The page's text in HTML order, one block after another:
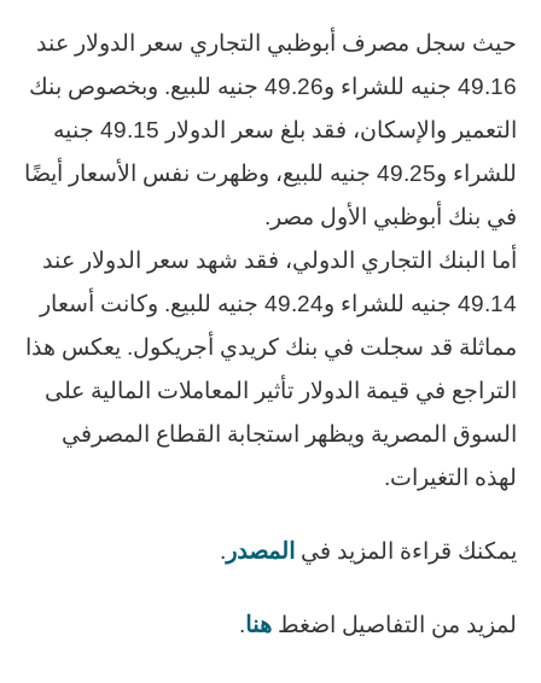
حيث سجل مصرف أبوظبي التجاري سعر الدولار عند
49.16 جنيه للشراء و49.26 جنيه للبيع. وبخصوص بنك
التعمير والإسكان، فقد بلغ سعر الدولار 49.15 جنيه
للشراء و49.25 جنيه للبيع، وظهرت نفس الأسعار أيضًا
في بنك أبوظبي الأول مصر.
أما البنك التجاري الدولي، فقد شهد سعر الدولار عند
49.14 جنيه للشراء و49.24 جنيه للبيع. وكانت أسعار
مماثلة قد سجلت في بنك كريدي أجريكول. يعكس هذا
التراجع في قيمة الدولار تأثير المعاملات المالية على
السوق المصرية ويظهر استجابة القطاع المصرفي
لهذه التغيرات.
يمكنك قراءة المزيد في المصدر .
لمزيد من التفاصيل اضغط هنا.